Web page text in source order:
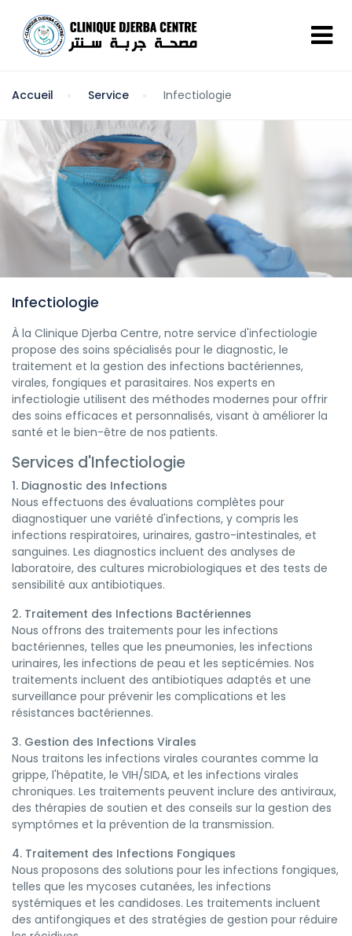
Accueil Service Infectiologie
Infectiologie
À la Clinique Djerba Centre, notre service d'infectiologie
propose des soins spécialisés pour le diagnostic, le
traitement et la gestion des infections bactériennes,
virales, fongiques et parasitaires. Nos experts en
infectiologie utilisent des méthodes modernes pour offrir
des soins efficaces et personnalisés, visant à améliorer la
santé et le bien-être de nos patients.
Services d'Infectiologie
1. Diagnostic des Infections
Nous effectuons des évaluations complètes pour
diagnostiquer une variété d'infections, y compris les
infections respiratoires, urinaires, gastro-intestinales, et
sanguines. Les diagnostics incluent des analyses de
laboratoire, des cultures microbiologiques et des tests de
sensibilité aux antibiotiques.
2. Traitement des Infections Bactériennes
Nous offrons des traitements pour les infections
bactériennes, telles que les pneumonies, les infections
urinaires, les infections de peau et les septicémies. Nos
traitements incluent des antibiotiques adaptés et une
surveillance pour prévenir les complications et les
résistances bactériennes.
3. Gestion des Infections Virales
Nous traitons les infections virales courantes comme la
grippe, l'hépatite, le VIH/SIDA, et les infections virales
chroniques. Les traitements peuvent inclure des antiviraux,
des thérapies de soutien et des conseils sur la gestion des
symptômes et la prévention de la transmission.
4. Traitement des Infections Fongiques
Nous proposons des solutions pour les infections fongiques,
telles que les mycoses cutanées, les infections
systémiques et les candidoses. Les traitements incluent
des antifongiques et des stratégies de gestion pour réduire